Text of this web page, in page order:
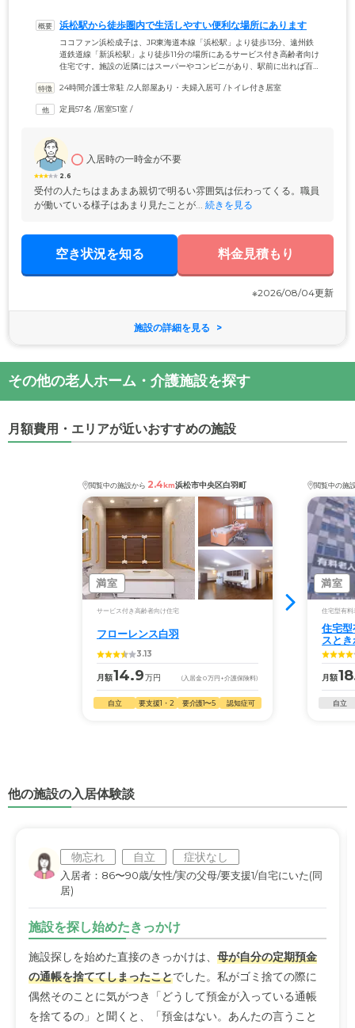
浜松駅から徒歩圏内で生活しやすい便利な場所にあります
ココファン浜松成子は、JR東海道本線「浜松駅」より徒歩13分、遠州鉄
道鉄道線「新浜松駅」より徒歩11分の場所にあるサービス付き高齢者向け
住宅です。施設の近隣にはスーパーやコンビニがあり、駅前に出れば百
なっています。居室は、ミニキッチンとバス・トイレ、洗濯機置き場を
のタイプにも、おひとり用のワンルームとご夫婦でのご入居が可能な二
24時間介護士常駐 /2人部屋あり・夫婦入居可 /トイレ付き居室
定員57名 /居室51室 /
2.6
入居時の一時金が不要
受付の人たちはまあまあ親切で明るい雰囲気は伝わってくる。職員
が働いている様子はあまり見たことが... 続きを見る
空き状況を知る 料金見積もり
※2026/08/04更新
施設の詳細を見る
その他の老人ホーム・介護施設を探す
月額費用・エリアが近いおすすめの施設
閲覧中の施設から 2.4km浜松市中央区白羽町
満室
サービス付き高齢者向け住宅
フローレンス白羽
3.13
月額14.9万円 (入居金0万円 +介護保険料)
自立 要支援1・2 要介護1〜5 認知症可
閲覧中の施
満室
住宅型有料
住宅
スと
月額
自立
他の施設の入居体験談
物忘れ 自立 症状なし
入居者：86〜90歳/女性/実の父母/要支援1/自宅にいた(同
居)
施設を探し始めたきっかけ
施設探しを始めた直接のきっかけは、 母が自分の定期預金
の通帳を捨ててしまったことでした。私がゴミ捨ての際に
偶然そのことに気がつき「どうして預金が入っている通帳
を捨てるの」と聞くと、「預金はない。あんたの言うこと